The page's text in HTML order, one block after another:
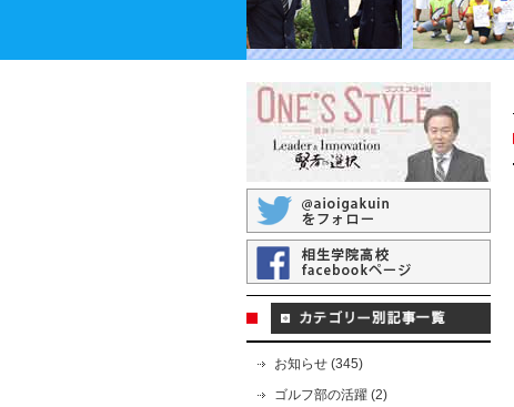
お知らせ (345)
ゴルフ部の活躍 (2)